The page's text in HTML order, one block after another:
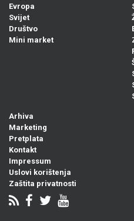
Evropa
Svijet
Društvo
Mini market
Arhiva
Marketing
Pretplata
Kontakt
Impressum
Uslovi korištenja
Zaštita privatnosti